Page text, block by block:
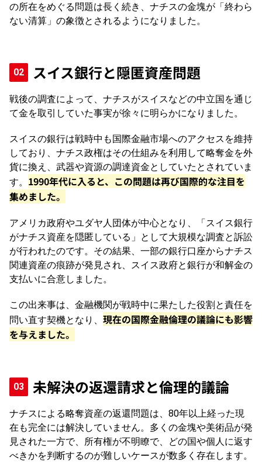
の所在をめぐる問題は長く続き、ナチスの金塊が「終わら
ない清算」の象徴とされるようになりました。
スイス銀行と隠匿資産問題
戦後の調査によって、ナチスがスイスなどの中立国を通じ
て金を取引していた事実が徐々に明らかになりました。
スイスの銀行は戦時中も国際金融市場へのアクセスを維持
しており、ナチス政権はその仕組みを利用して略奪金を外
貨に換え、武器や資源の調達資金としていたとされていま
す。 1990年代に入ると、この問題は再び国際的な注目を
集めました。
アメリカ政府やユダヤ人団体が中心となり、「スイス銀行
がナチス資産を隠匿している」として大規模な調査と訴訟
が行われたのです。その結果、一部の銀行口座からナチス
関連資産の痕跡が発見され、スイス政府と銀行が和解金の
支払いに合意しました。
この出来事は、金融機関が戦時中に果たした役割と責任を
問い直す契機となり、 現在の国際金融倫理の議論にも影響
を与えました。
未解決の返還請求と倫理的議論
ナチスによる略奪資産の返還問題は、80年以上経った現
在も完全には解決していません。多くの金塊や美術品が発
見された一方で、所有権が不明瞭で、どの国や個人に返す
べきかを判断するのが難しいケースが数多く存在します。